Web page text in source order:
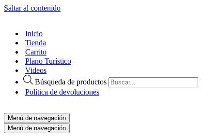
Saltar al contenido
Inicio
Tienda
Carrito
Plano Turístico
Videos
Búsqueda de productos
Política de devoluciones
Menú de navegación
Menú de navegación